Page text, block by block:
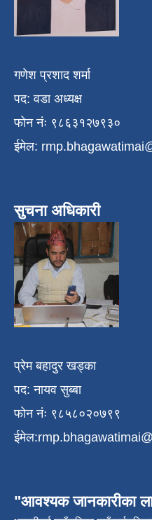
गणेश प्रशाद शर्मा
पद: वडा अध्यक्ष
फोन नंः ९८६३१२७९३०
ईमेल:
सुचना अधिकारी
प्रेम बहादुर खड्का
पद: नायव सुब्बा
फोन नंः ९८५८०२०७९९
ईमेल:
"आवश्यक जानकारीका